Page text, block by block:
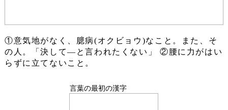
①意気地がなく、臆病(オクビョウ)なこと。また、そ
の人。「決して―と言われたくない」 ②腰に力がはい
らずに立てないこと。
言葉の最初の漢字